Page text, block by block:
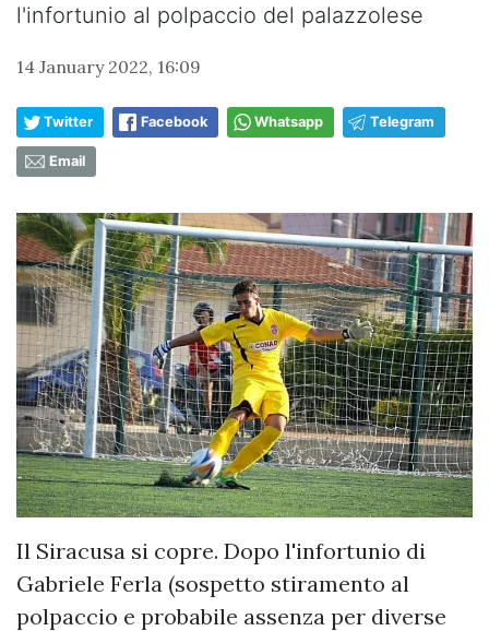
l'infortunio al polpaccio del palazzolese
14 January 2022, 16:09
Twitter Facebook Whatsapp Telegram
Email
Il Siracusa si copre. Dopo l'infortunio di
Gabriele Ferla (sospetto stiramento al
polpaccio e probabile assenza per diverse